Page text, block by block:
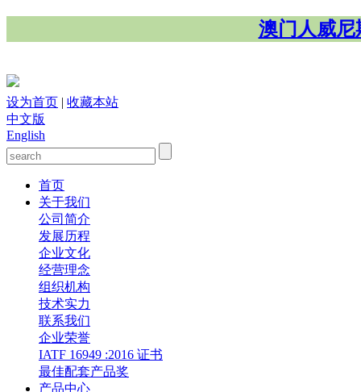
澳门人威尼
设为首页 | 收藏本站
中文版
English
首页
关于我们
公司简介
发展历程
企业文化
经营理念
组织机构
技术实力
联系我们
企业荣誉
IATF 16949 :2016 证书
最佳配套产品奖
产品中心